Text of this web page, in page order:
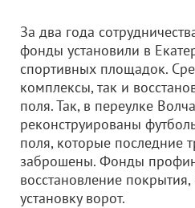
За два года
фонды установили в
спортивных площадок.
комплексы, так и
поля. Так, в переулке
реконструированы
поля, которые последние
заброшены. Фонды
восстановление
установку ворот.